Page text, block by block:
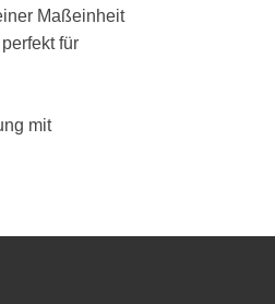
Maßeinheit
für
mit